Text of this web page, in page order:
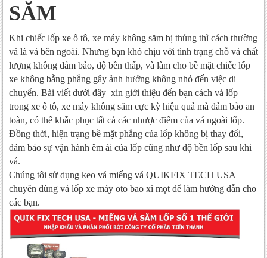
SĂM
Khi chiếc lốp xe ô tô, xe máy không săm bị thủng thì cách thường
vá là vá bên ngoài. Nhưng bạn khó chịu với tình trạng chỗ vá chất
lượng không đảm bảo, độ bền thấp, và làm cho bề mặt chiếc lốp
xe không bằng phẳng gây ảnh hưởng không nhỏ đến việc di
chuyển. Bài viết dưới đây xin giới thiệu đến bạn cách vá lốp
trong xe ô tô, xe máy không săm cực kỳ hiệu quả mà đảm bảo an
toàn, có thể khắc phục tất cả các nhược điểm của vá ngoài lốp.
Đồng thời, hiện trạng bề mặt phẳng của lốp không bị thay đổi,
đảm bảo sự vận hành êm ái của lốp cũng như độ bền lốp sau khi
vá.
Chúng tôi sử dụng keo vá miếng vá QUIKFIX TECH USA
chuyên dùng vá lốp xe máy oto bao xì mọt để làm hướng dẫn cho
các bạn.